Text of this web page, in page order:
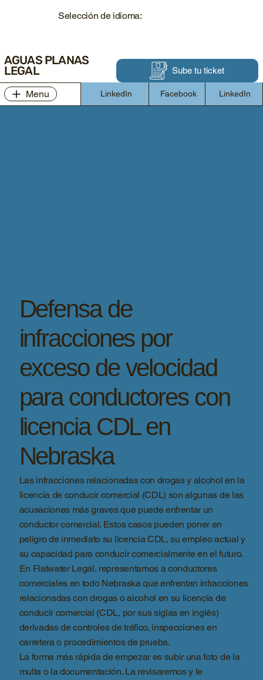
AGUAS PLANAS
LEGAL
Selección de idioma:
Sube tu ticket
Menu LinkedIn Facebook LinkedIn
Defensa de
infracciones por
exceso de velocidad
para conductores con
licencia CDL en
Nebraska
Las infracciones relacionadas con drogas y alcohol en la
licencia de conducir comercial (CDL) son algunas de las
acusaciones más graves que puede enfrentar un
conductor comercial. Estos casos pueden poner en
peligro de inmediato su licencia CDL, su empleo actual y
su capacidad para conducir comercialmente en el futuro.
En Flatwater Legal, representamos a conductores
comerciales en todo Nebraska que enfrentan infracciones
relacionadas con drogas o alcohol en su licencia de
conducir comercial (CDL, por sus siglas en inglés)
derivadas de controles de tráfico, inspecciones en
carretera o procedimientos de prueba.
La forma más rápida de empezar es subir una foto de la
multa o la documentación. La revisaremos y le